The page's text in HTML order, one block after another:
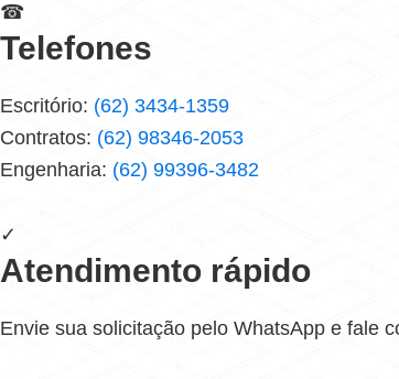
☎
Telefones
Escritório: (62) 3434-1359
Contratos: (62) 98346-2053
Engenharia: (62) 99396-3482
✓
Atendimento rápido
Envie sua solicitação pelo WhatsApp e fale